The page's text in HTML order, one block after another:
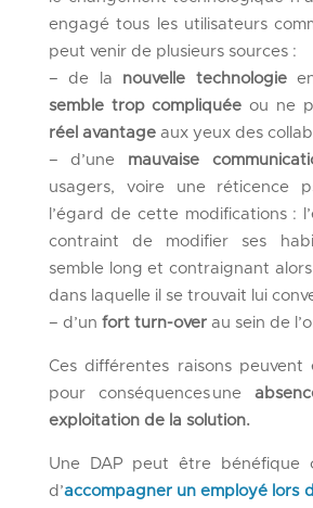
engagé tous les utilisateurs
peut venir de plusieurs sources:
– de
la nouvelle technologieen
semble trop compliquée ou ne
réel avantageaux yeux des
– d’une mauvaise
usagers, voire une réticence
l’égard de cette modifications :
contraint de modifier ses
semble long et contraignant
dans laquelle il se trouvait lui
– d’un fort turn-overau sein de
Ces différentes raisons peuvent
pourconséquences une
exploitation de la solution.
Une DAP peut être bénéfique
d’accompagner un employé lors